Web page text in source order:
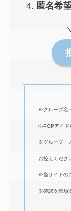
匿名希
※グループ名
K-POPアイド
※グループ・
お控えくださ
※当サイトの
※確認次第順